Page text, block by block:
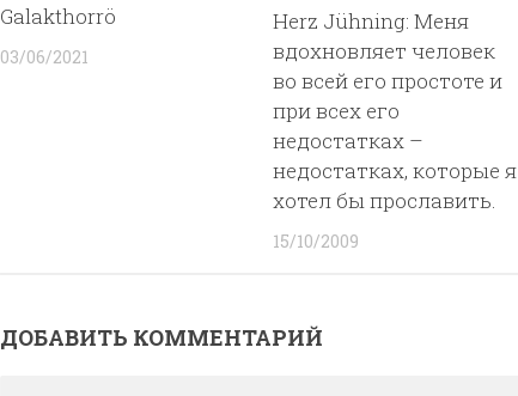
Galakthorrö
03/06/2021
Herz Jühning: Меня
вдохновляет человек
во всей его простоте и
при всех его
недостатках –
недостатках, которые я
хотел бы прославить.
15/10/2009
ДОБАВИТЬ КОММЕНТАРИЙ